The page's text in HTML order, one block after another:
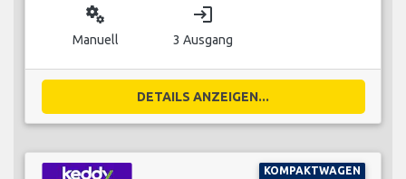
miscellaneous_services
Manuell
login
3 Ausgang
DETAILS ANZEIGEN...
KOMPAKTWAGEN